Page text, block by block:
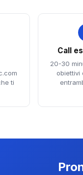
ti
Call
20-30
obiettivi